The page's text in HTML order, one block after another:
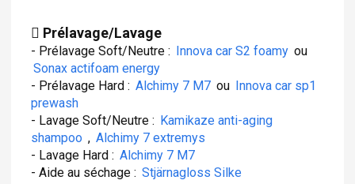
Prélavage/Lavage
- Prélavage Soft/Neutre : Innova car S2 foamy ou
Sonax actifoam energy
- Prélavage Hard : Alchimy 7 M7 ou Innova car sp1
prewash
- Lavage Soft/Neutre : Kamikaze anti-aging
shampoo , Alchimy 7 extremys
- Lavage Hard : Alchimy 7 M7
- Aide au séchage : Stjärnagloss Silke